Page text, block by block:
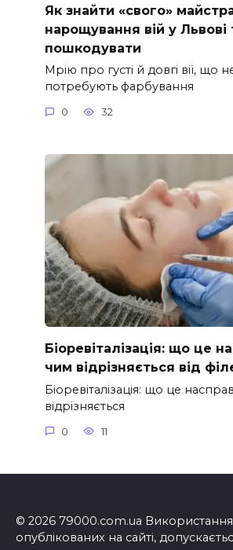
Як знайти «свого»
нарощування вій у Львові
пошкодувати
Мрію про густі й довгі вії, що
потребують фарбування
0 32
Біоревіталізація: що це
чим відрізняється від
Біоревіталізація: що це
відрізняється
0 11
© 2026 79000.com.ua Використання
опублікованих на сайті,